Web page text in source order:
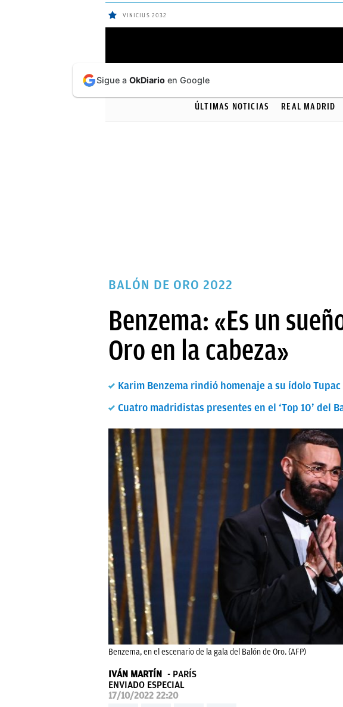
VINICIUS 2032
ÚLTIMAS
NOTICIAS
PAPARAZZI
ÚLTIMAS NOTICIAS REAL MADRID
BALÓN DE ORO 2022
Benzema: «Es un
Oro en la cabeza»
Karim Benzema rindió homenaje a su ídolo
Cuatro madridistas presentes en el ‘Top 10’ del
Benzema, en el escenario de la gala del Balón de Oro. (AFP)
IVÁN MARTÍN
PARÍS
ENVIADO ESPECIAL
17/10/2022 22:20
Sigue a OkDiario en Google